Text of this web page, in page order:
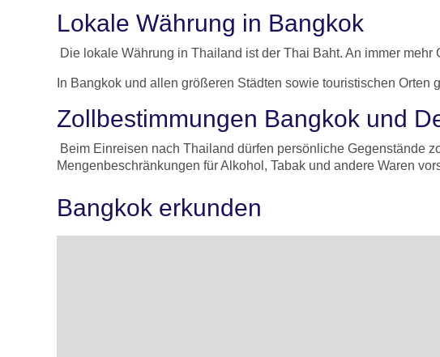
Lokale Währung in Bangkok
Die lokale Währung in Thailand ist der Thai Baht. An immer
In Bangkok und allen größeren Städten sowie touristischen
Zollbestimmungen Bangkok und
Beim Einreisen nach Thailand dürfen persönliche Gegenstände
Mengenbeschränkungen für Alkohol, Tabak und andere Waren
Bangkok erkunden